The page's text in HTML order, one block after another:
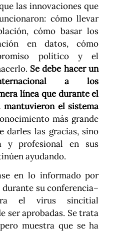
las innovaciones que
cómo llevar
cómo basar los
en datos, cómo
político y el
Se debe hacer un
a los
línea que durante el
mantuvieron el sistema
más grande
darles las gracias, sino
y profesional en sus
ayudando.
en lo informado por
su conferencia–
el virus sincitial
ser aprobadas. Se trata
muestra que se ha